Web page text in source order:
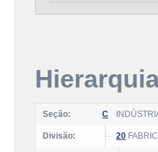
Seção: C
Divisão: 20